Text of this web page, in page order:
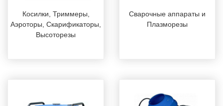
Косилки, Триммеры,
Аэроторы, Скарификаторы,
Высоторезы
Сварочные аппараты и
Плазморезы